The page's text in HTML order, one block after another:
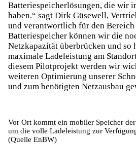
Batteriespeicherlösungen, die wir
haben.“ sagt Dirk Güsewell,
und verantwortlich für den
Batteriespeicher können wir die
Netzkapazität überbrücken und so
maximale Ladeleistung am
diesem Pilotprojekt werden wir
weiteren Optimierung unserer
und zum benötigten Netzausbau
Vor Ort kommt ein mobiler Speicher
um die volle Ladeleistung zur
(Quelle EnBW)